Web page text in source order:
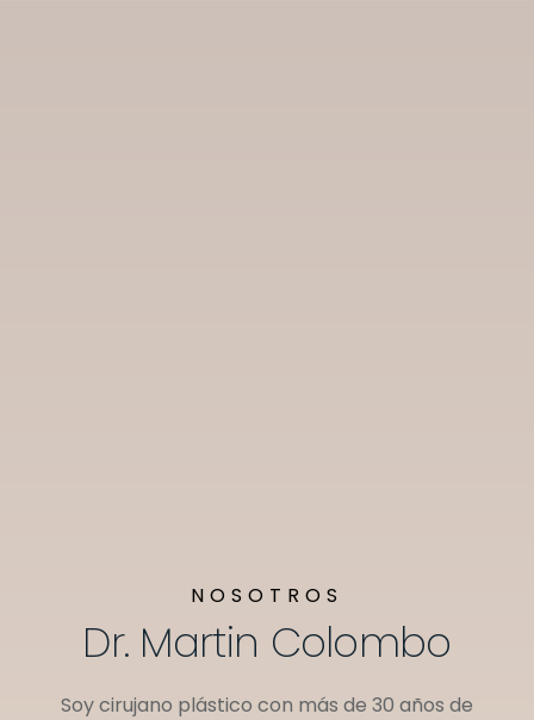
NOSOTROS
Dr. Martin Colombo
Soy cirujano plástico con más de 30 años de